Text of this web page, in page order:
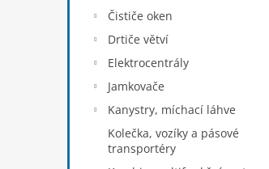
Čističe oken
Drtiče větví
Elektrocentrály
Jamkovače
Kanystry, míchací láhve
Kolečka, vozíky a pásové
transportéry